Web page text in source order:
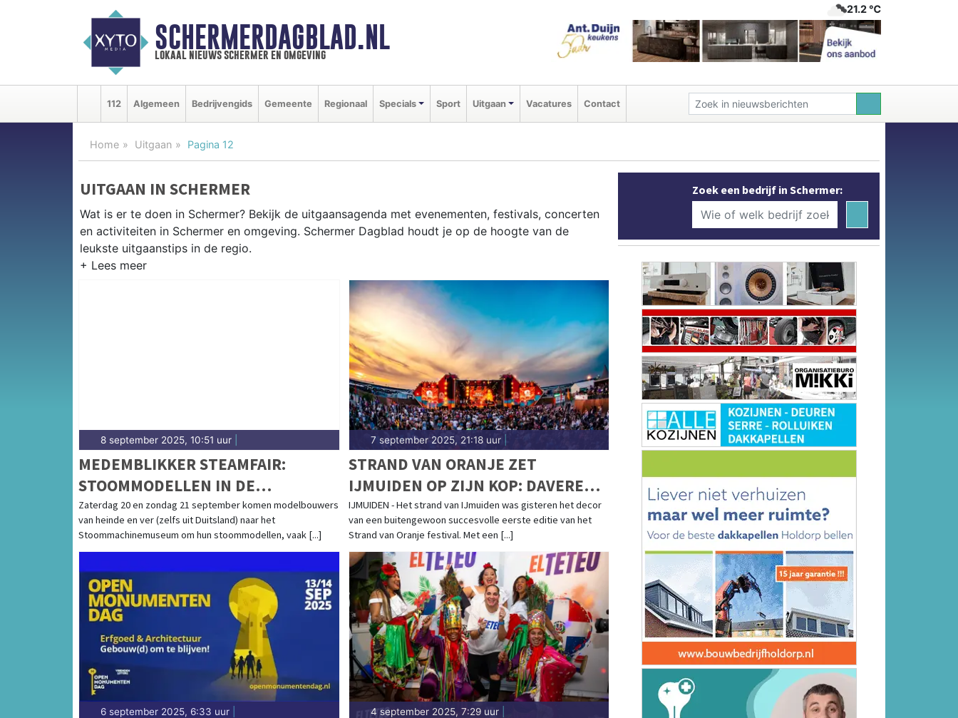
SCHERMERDAGBLAD.NL
lokaal nieuws schermer en omgeving
21.2 ℃
112 Algemeen Bedrijvengids Gemeente Regionaal Specials Sport Uitgaan Vacatures Contact
Home Uitgaan Pagina 12
UITGAAN IN SCHERMER
Wat is er te doen in Schermer? Bekijk de uitgaansagenda met evenementen, festivals, concerten
en activiteiten in Schermer en omgeving. Schermer Dagblad houdt je op de hoogte van de
leukste uitgaanstips in de regio.
Van markten en culturele evenementen tot muziekfestivals en culinaire events - ontdek het
8 september 2025, 10:51 uur
MEDEMBLIKKER STEAMFAIR:
STOOMMODELLEN IN DE
SPOTLIGHTS
Zaterdag 20 en zondag 21 september komen modelbouwers
van heinde en ver (zelfs uit Duitsland) naar het
Stoommachinemuseum om hun stoommodellen, vaak [...]
7 september 2025, 21:18 uur|
STRAND VAN ORANJE ZET
IJMUIDEN OP ZIJN KOP: DAVEREND
SUCCES OP HET STRAND SMAAKT
NAAR MEER, EDITIE 2026
AANGEKONDIGD
IJMUIDEN - Het strand van IJmuiden was gisteren het decor
van een buitengewoon succesvolle eerste editie van het
Strand van Oranje festival. Met een [...]
6 september 2025, 6:33 uur 4 september 2025, 7:29 uur|
Zoek een bedrijf in Schermer: